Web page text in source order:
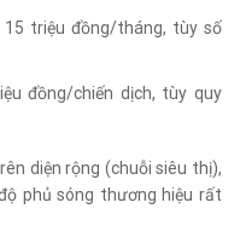
triệu đồng/tháng, tùy số
đồng/chiến dịch, tùy quy
diện rộng (chuỗi siêu thị),
phủ sóng thương hiệu rất